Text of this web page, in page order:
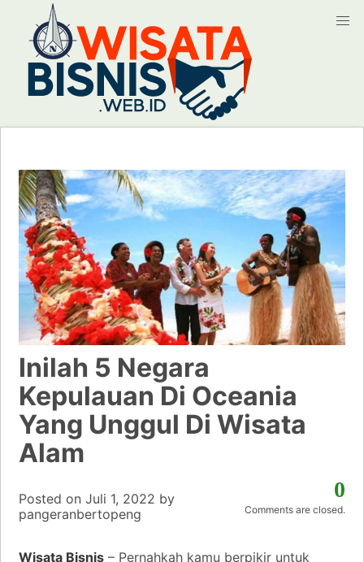
Inilah 5 Negara
Kepulauan Di Oceania
Yang Unggul Di Wisata
Alam
0
Comments are closed.
Posted on Juli 1, 2022 by
pangeranbertopeng
Wisata Bisnis – Pernahkah kamu berpikir untuk